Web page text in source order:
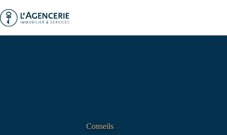
au
contenu
Conseils